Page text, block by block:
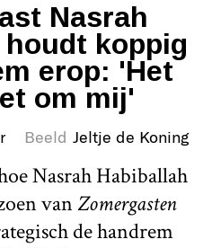
Nasrah
koppig
erop: 'Het
om mij'
Beeld Jeltje de Koning
Nasrah Habiballah
vanZomergasten
de handrem